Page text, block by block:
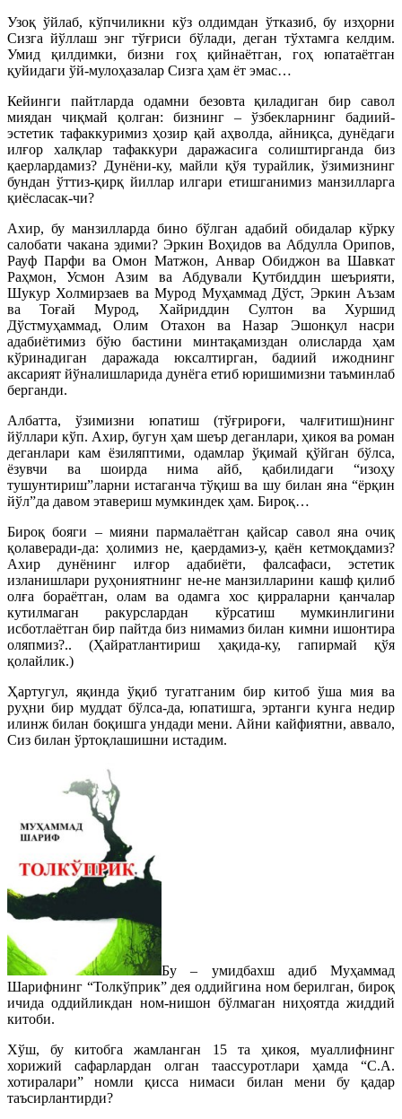
Узоқ ўйлаб, кўпчиликни кўз олдимдан ўтказиб, бу изҳорни
Сизга йўллаш энг тўғриси бўлади, деган тўхтамга келдим.
Умид қилдимки, бизни гоҳ қийнаётган, гоҳ юпатаётган
қуйидаги ўй-мулоҳазалар Сизга ҳам ёт эмас…
Кейинги пайтларда одамни безовта қиладиган бир савол
миядан чиқмай қолган: бизнинг – ўзбекларнинг бадиий-
эстетик тафаккуримиз ҳозир қай аҳволда, айниқса, дунёдаги
илғор халқлар тафаккури даражасига солиштирганда биз
қаерлардамиз? Дунёни-ку, майли қўя турайлик, ўзимизнинг
бундан ўттиз-қирқ йиллар илгари етишганимиз манзилларга
қиёсласак-чи?
Ахир, бу манзилларда бино бўлган адабий обидалар кўрку
салобати чакана эдими? Эркин Воҳидов ва Абдулла Орипов,
Рауф Парфи ва Омон Матжон, Анвар Обиджон ва Шавкат
Раҳмон, Усмон Азим ва Абдували Қутбиддин шеърияти,
Шукур Холмирзаев ва Мурод Муҳаммад Дўст, Эркин Аъзам
ва Тоғай Мурод, Хайриддин Султон ва Хуршид
Дўстмуҳаммад, Олим Отахон ва Назар Эшонқул насри
адабиётимиз бўю бастини минтақамиздан олисларда ҳам
кўринадиган даражада юксалтирган, бадиий ижоднинг
аксарият йўналишларида дунёга етиб юришимизни таъминлаб
берганди.
Албатта, ўзимизни юпатиш (тўғрироғи, чалғитиш)нинг
йўллари кўп. Ахир, бугун ҳам шеър деганлари, ҳикоя ва роман
деганлари кам ёзиляптими, одамлар ўқимай қўйган бўлса,
ёзувчи ва шоирда нима айб, қабилидаги “изоҳу
тушунтириш”ларни истаганча тўқиш ва шу билан яна “ёрқин
йўл”да давом этавериш мумкиндек ҳам. Бироқ…
Бироқ бояги – мияни пармалаётган қайсар савол яна очиқ
қолаверади-да: ҳолимиз не, қаердамиз-у, қаён кетмоқдамиз?
Ахир дунёнинг илғор адабиёти, фалсафаси, эстетик
изланишлари руҳониятнинг не-не манзилларини кашф қилиб
олға бораётган, олам ва одамга хос қирраларни қанчалар
кутилмаган ракурслардан кўрсатиш мумкинлигини
исботлаётган бир пайтда биз нимамиз билан кимни ишонтира
оляпмиз?.. (Ҳайратлантириш ҳақида-ку, гапирмай қўя
қолайлик.)
Ҳартугул, яқинда ўқиб тугатганим бир китоб ўша мия ва
руҳни бир муддат бўлса-да, юпатишга, эртанги кунга недир
илинж билан боқишга ундади мени. Айни кайфиятни, аввало,
Сиз билан ўртоқлашишни истадим.
Бу – умидбахш адиб Муҳаммад
Шарифнинг “Толкўприк” дея оддийгина ном берилган, бироқ
ичида оддийликдан ном-нишон бўлмаган ниҳоятда жиддий
китоби.
Хўш, бу китобга жамланган 15 та ҳикоя, муаллифнинг
хорижий сафарлардан олган таассуротлари ҳамда “С.А.
хотиралари” номли қисса нимаси билан мени бу қадар
таъсирлантирди?